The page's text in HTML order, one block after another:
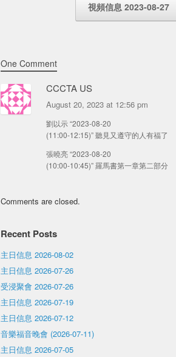
視頻信息 2023-08-27
One Comment
CCCTA US
August 20, 2023 at 12:56 pm
劉以示 “2023-08-20
(11:00-12:15)” 聽見又遵守的人有福了
張曉亮 “2023-08-20
(10:00-10:45)” 羅馬書第一章第二部分
Comments are closed.
Recent Posts
主日信息 2026-08-02
主日信息 2026-07-26
受浸聚會 2026-07-26
主日信息 2026-07-19
主日信息 2026-07-12
音樂福音晚會 (2026-07-11)
主日信息 2026-07-05